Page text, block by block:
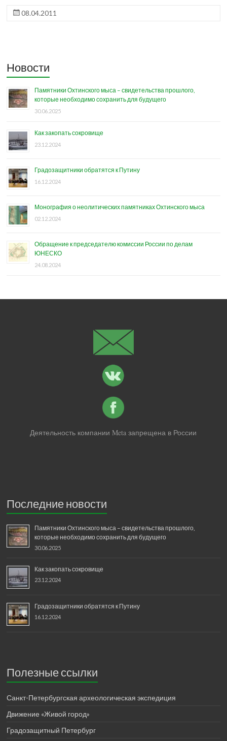
08.04.2011
Новости
Памятники Охтинского мыса – свидетельства прошлого,
которые необходимо сохранить для будущего
30.06.2025
Как закопать сокровище
23.12.2024
Градозащитники обратятся к Путину
16.12.2024
Монография о неолитических памятниках Охтинского мыса
02.12.2024
Обращение к председателю комиссии России по делам
ЮНЕСКО
24.08.2024
Деятельность компании Meta запрещена в России
Последние новости
Памятники Охтинского мыса – свидетельства прошлого,
которые необходимо сохранить для будущего
30.06.2025
Как закопать сокровище
23.12.2024
Градозащитники обратятся к Путину
16.12.2024
Полезные ссылки
Санкт-Петербургская археологическая экспедиция
Движение «Живой город»
Градозащитный Петербург